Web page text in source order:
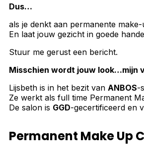
Dus…
als je denkt aan permanente
En laat jouw gezicht in goede
Stuur me gerust een bericht.
Misschien wordt jouw look…mijn
Lijsbeth is in het bezit van ANBOS-
Ze werkt als full time Permanent
De salon is GGD-gecertificeerd en
Permanent Make Up